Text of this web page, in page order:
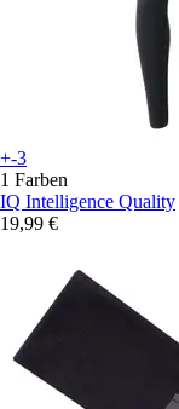
+-3
1 Farben
IQ Intelligence Quality
19,99 €